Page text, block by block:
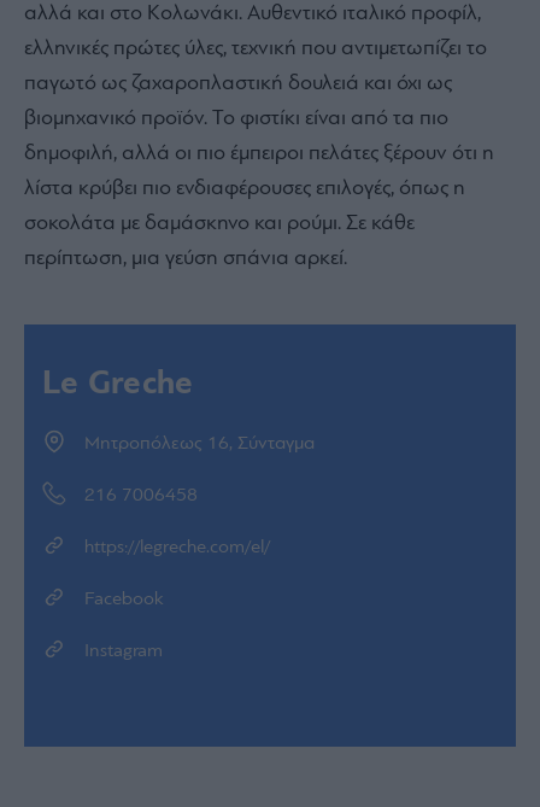
αλλά και στο Κολωνάκι. Αυθεντικό ιταλικό προφίλ,
ελληνικές πρώτες ύλες, τεχνική που αντιμετωπίζει το
παγωτό ως ζαχαροπλαστική δουλειά και όχι ως
βιομηχανικό προϊόν. Το φιστίκι είναι από τα πιο
δημοφιλή, αλλά οι πιο έμπειροι πελάτες ξέρουν ότι η
λίστα κρύβει πιο ενδιαφέρουσες επιλογές, όπως η
σοκολάτα με δαμάσκηνο και ρούμι. Σε κάθε
περίπτωση, μια γεύση σπάνια αρκεί.
Le Greche
Μητροπόλεως 16, Σύνταγμα
216 7006458
https://legreche.com/el/
Facebook
Instagram